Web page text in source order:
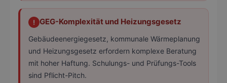
! GEG-Komplexität und Heizungsgesetz
Gebäudeenergiegesetz, kommunale Wärmeplanung
und Heizungsgesetz erfordern komplexe Beratung
mit hoher Haftung. Schulungs- und Prüfungs-Tools
sind Pflicht-Pitch.